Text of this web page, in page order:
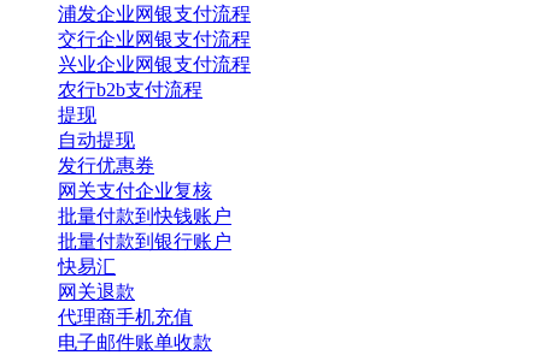
浦发企业网银支付流程
交行企业网银支付流程
兴业企业网银支付流程
农行b2b支付流程
提现
自动提现
发行优惠券
网关支付企业复核
批量付款到快钱账户
批量付款到银行账户
快易汇
网关退款
代理商手机充值
电子邮件账单收款